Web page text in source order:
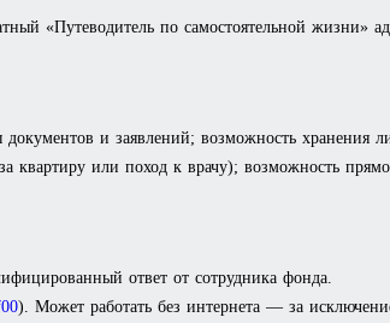
«Путеводитель по самостоятельной жизни»
и заявлений; возможность хранения
квартиру или поход к врачу); возможность
ответ от сотрудника фонда.
). Может работать без интернета — за